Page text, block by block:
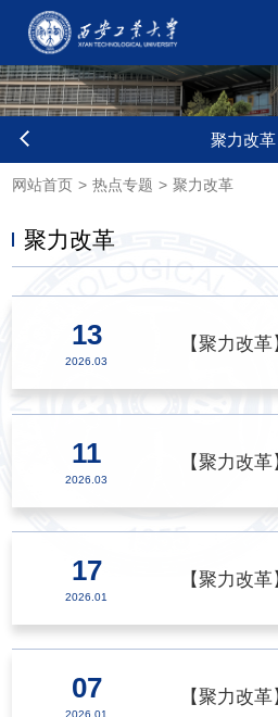
聚力改革
聚力改革
网站首页 > 热点专题 > 聚力改革
13
2026.03
11
2026.03
17
2026.01
07